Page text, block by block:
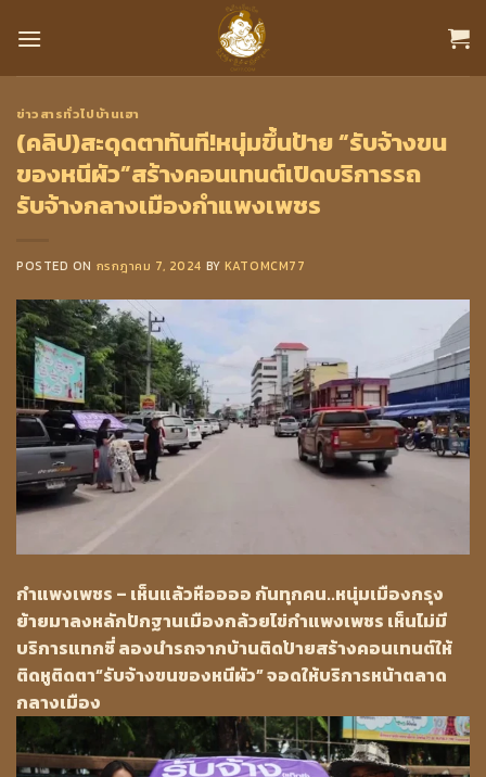
ข่าวสารทั่วไปบ้านเฮา
(คลิป)สะดุดตาทันที!หนุ่มขึ้นป้าย “รับจ้างขน
ของหนีผัว”สร้างคอนเทนต์เปิดบริการรถ
รับจ้างกลางเมืองกำแพงเพชร
POSTED ON กรกฎาคม 7, 2024 BY KATOMCM77
กำแพงเพชร – เห็นแล้วหืออออ กันทุกคน..หนุ่มเมืองกรุง
ย้ายมาลงหลักปักฐานเมืองกล้วยไข่กำแพงเพชร เห็นไม่มี
บริการแทกซี่ ลองนำรถจากบ้านติดป้ายสร้างคอนเทนต์ให้
ติดหูติดตา“รับจ้างขนของหนีผัว” จอดให้บริการหน้าตลาด
กลางเมือง